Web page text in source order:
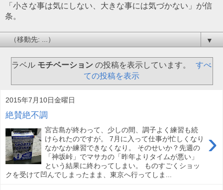
「小さな事は気にしない、大きな事には気づかない」が信
条。
▼
ラベル モチベーションの投稿を表示しています。
すべ
ての投稿を表示
2015年7月10日金曜日
絶賛絶不調
›
宮古島が終わって、少しの間、調子よく練習も続
けられたのですが。 7月に入って仕事が忙しくなり
なかなか練習できなくなり。 そのせいか？先週の
「神坂峠」でマサカの「昨年よりタイムが悪い」
という結果に終わってしまい。 ものすごくショッ
クを受けて凹んでしまったまま、東京へ行ってしま...